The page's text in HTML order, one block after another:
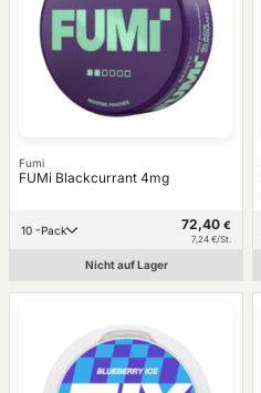
Fumi
FUMi Blackcurrant 4mg
10 -Pack 72,40 €
7,24 €/St.
Nicht auf Lager